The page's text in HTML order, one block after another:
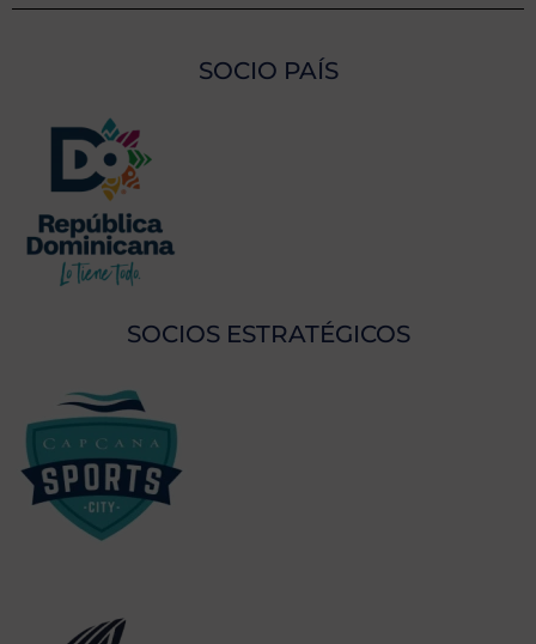
SOCIO PAÍS
SOCIOS ESTRATÉGICOS